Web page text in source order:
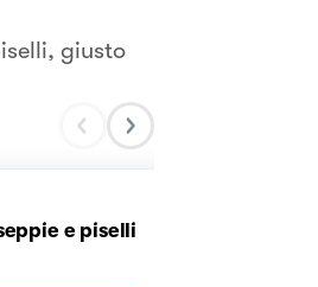
giusto
e piselli